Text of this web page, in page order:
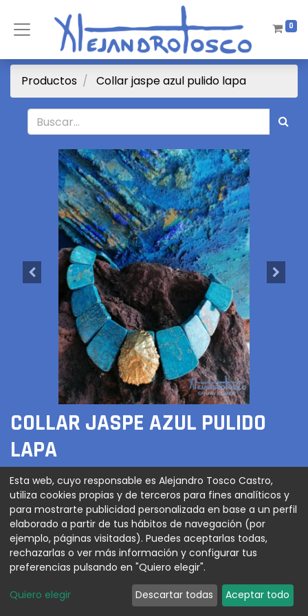
0
Productos Collar jaspe azul pulido lapa
COLLAR JASPE AZUL PULIDO
LAPA
150,00€
AGREGAR AL CARRITO
Collar en Jaspe azul turquesa pulido con lapa pan de
Esta web, cuyo responsable es Alejandro Tosco Castro,
utiliza cookies propias y de terceros para fines analíticos y
para mostrarte publicidad personalizada en base a un perfil
elaborado a partir de tus hábitos de navegación (por
ejemplo, páginas visitadas). Puedes aceptarlas todas,
rechazarlas o ver más información y configurar tus
preferencias pulsando en "Quiero elegir".
Quiero elegir Descartar todas Aceptar todo